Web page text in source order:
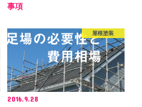
事項
屋根塗装
2016.9.28